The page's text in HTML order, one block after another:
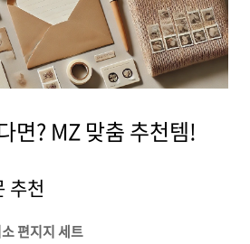
면? MZ 맞춤 추천템!
추천
편지지 세트